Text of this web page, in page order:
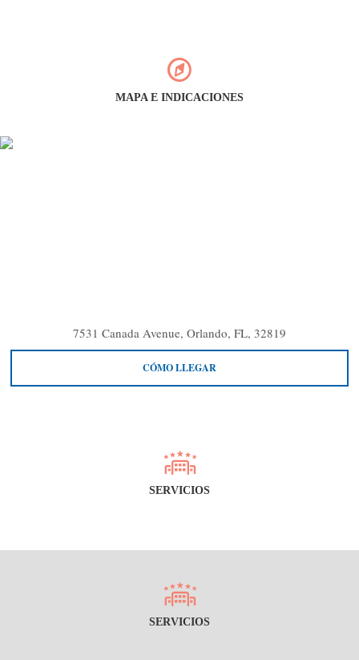
MAPA E INDICACIONES
7531 Canada Avenue, Orlando, FL, 32819
CÓMO LLEGAR
SERVICIOS
SERVICIOS